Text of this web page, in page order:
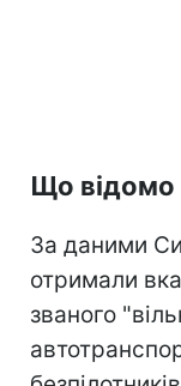
Що відомо
За даними
отримали
званого